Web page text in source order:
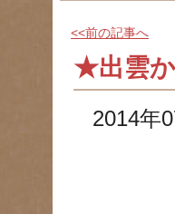
<<前の記事へ
★出雲
2014年